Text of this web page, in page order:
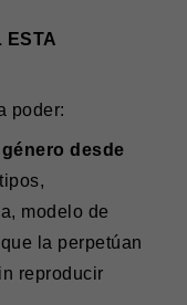
ESTA
poder:
desde
modelo de
la perpetúan
reproducir